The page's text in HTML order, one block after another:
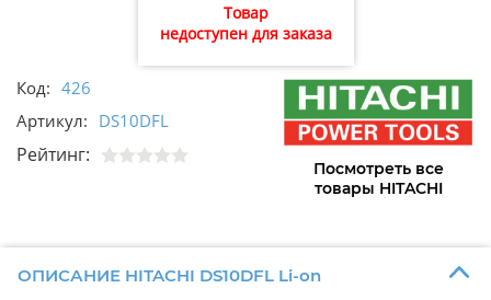
Товар
недоступен для заказа
Код: 426
Артикул: DS10DFL
Рейтинг:
Посмотреть все
товары HITACHI
ОПИСАНИЕ HITACHI DS10DFL Li-on